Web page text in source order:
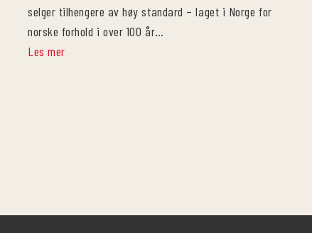
selger tilhengere av høy standard – laget i Norge for
norske forhold i over 100 år…
Les mer